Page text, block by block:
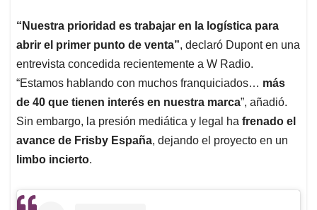
“Nuestra prioridad es trabajar en la logística para
abrir el primer punto de venta”, declaró Dupont en una
entrevista concedida recientemente a W Radio.
“Estamos hablando con muchos franquiciados… más
de 40 que tienen interés en nuestra marca”, añadió.
Sin embargo, la presión mediática y legal ha frenado el
avance de Frisby España, dejando el proyecto en un
limbo incierto.